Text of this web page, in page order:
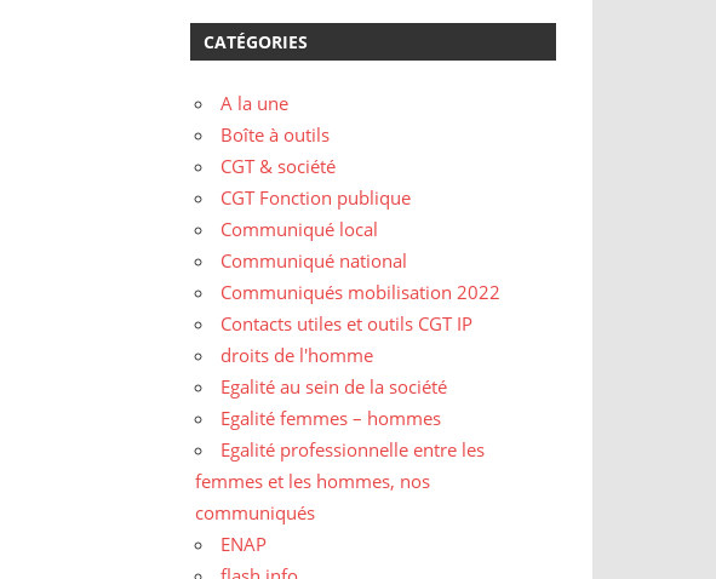
CATÉGORIES
A la une
Boîte à outils
CGT & société
CGT Fonction publique
Communiqué local
Communiqué national
Communiqués mobilisation 2022
Contacts utiles et outils CGT IP
droits de l'homme
Egalité au sein de la société
Egalité femmes – hommes
Egalité professionnelle entre les
femmes et les hommes, nos
communiqués
ENAP